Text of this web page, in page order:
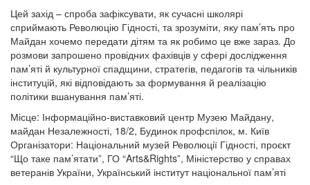
Цей захід – спроба зафіксувати, як сучасні школярі
сприймають Революцію Гідності, та зрозуміти, яку пам’ять про
Майдан хочемо передати дітям та як робимо це вже зараз. До
розмови запрошено провідних фахівців у сфері дослідження
пам’яті й культурної спадщини, стратегів, педагогів та чільників
інституцій, які відповідають за формування й реалізацію
політики вшанування пам’яті.
Місце: Інформаційно-виставковий центр Музею Майдану,
майдан Незалежності, 18/2, Будинок профспілок, м. Київ
Організатори: Національний музей Революції Гідності, проєкт
“Що таке пам’ятати”, ГО “Arts&Rights”, Міністерство у справах
ветеранів України, Український інститут національної пам’яті